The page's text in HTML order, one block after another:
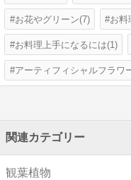
お花やグリーン(7) お料
お料理上手になるには(1)
アーティフィシャルフラワ
関連カテゴリー
観葉植物